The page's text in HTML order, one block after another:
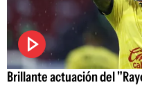
Brillante actuación del